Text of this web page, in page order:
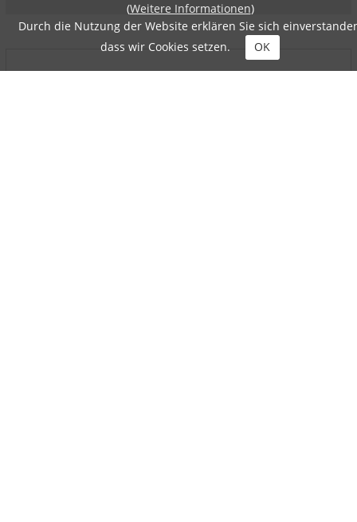
(Weitere Informationen)
Durch die Nutzung der Website erklären Sie sich
dass wir Cookies setzen.
OK